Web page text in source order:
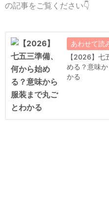
の記事をご覧ください👇
【2026】七
める？意味
かる